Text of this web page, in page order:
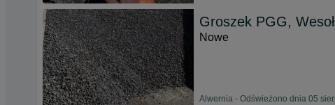
Groszek PGG,
Nowe
Alwernia - Odświeżono dnia 05